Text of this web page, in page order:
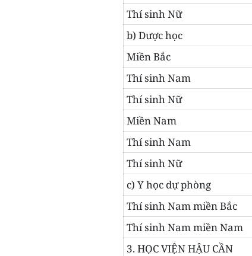
Thí sinh Nữ
b) Dược học
Miền Bắc
Thí sinh Nam
Thí sinh Nữ
Miền Nam
Thí sinh Nam
Thí sinh Nữ
c) Y học dự phòng
Thí sinh Nam miền Bắc
Thí sinh Nam miền Nam
3. HỌC VIỆN HẬU CẦN